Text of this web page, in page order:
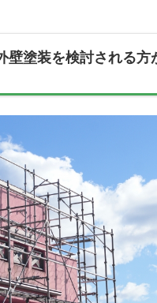
壁塗装を検討される方